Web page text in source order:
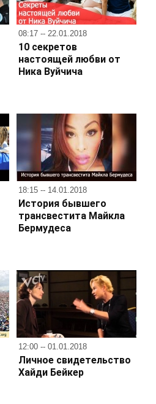
08:17 -- 22.01.2018
10 секретов
настоящей любви от
Ника Вуйчича
18:15 -- 14.01.2018
История бывшего
трансвестита Майкла
Бермудеса
12:00 -- 01.01.2018
Личное свидетельство
Хайди Бейкер